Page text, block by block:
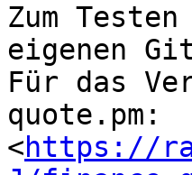
Zum
eigenen
Für das
quote.pm:
<https://